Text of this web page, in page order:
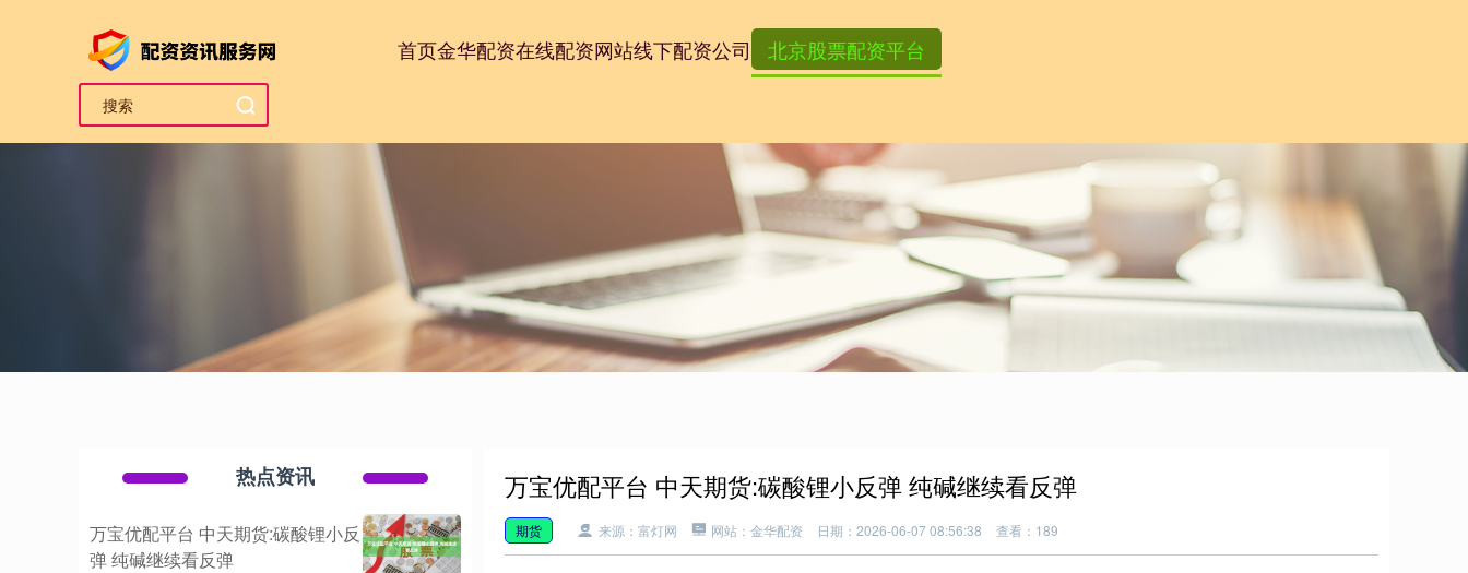
首页金华配资在线配资网站线下配资公司 北京股票配资平台
万宝优配平台 中天期货:碳酸锂小反弹 纯碱继续看反弹
期货 来源：富灯网 网站：金华配资 日期：2026-06-07 08:56:38 查看：189
热点资讯
万宝优配平台 中天期货:碳酸锂小反
弹 纯碱继续看反弹